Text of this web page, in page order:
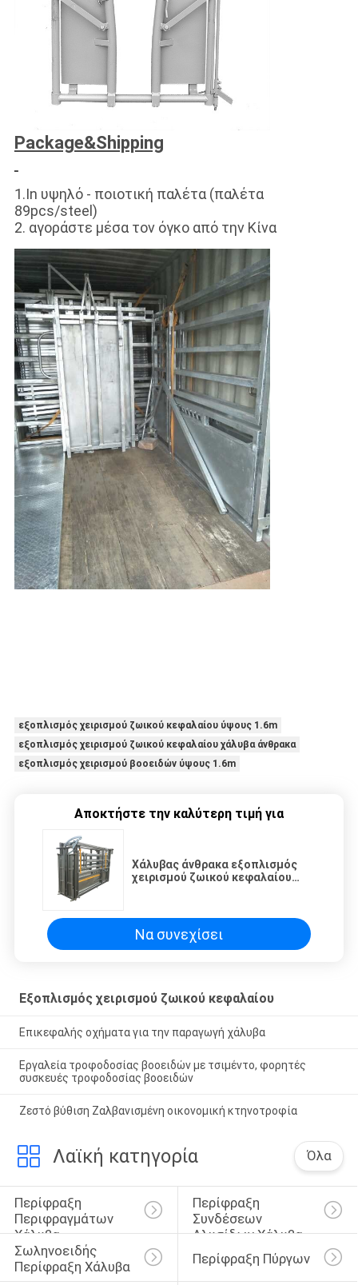
Package&Shipping
1.In υψηλό - ποιοτική παλέτα (παλέτα
89pcs/steel)
2. αγοράστε μέσα τον όγκο από την Κίνα
εξοπλισμός χειρισμού ζωικού κεφαλαίου ύψους 1.6m
εξοπλισμός χειρισμού ζωικού κεφαλαίου χάλυβα άνθρακα
εξοπλισμός χειρισμού βοοειδών ύψους 1.6m
Αποκτήστε την καλύτερη τιμή για
Χάλυβας άνθρακα εξοπλισμός
χειρισμού ζωικού κεφαλαίου
Να συνεχίσει
Εξοπλισμός χειρισμού ζωικού κεφαλαίου
Επικεφαλής οχήματα για την παραγωγή χάλυβα
Εργαλεία τροφοδοσίας βοοειδών με τσιμέντο, φορητές
συσκευές τροφοδοσίας βοοειδών
Ζεστό βύθιση Ζαλβανισμένη οικονομική κτηνοτροφία
Λαϊκή κατηγορία Όλα
Περίφραξη
Περιφραγμάτων
Χάλυβα
Περίφραξη
Συνδέσεων
Αλυσίδων Χάλυβα
Σωληνοειδής
Περίφραξη Χάλυβα
Περίφραξη Πύργων